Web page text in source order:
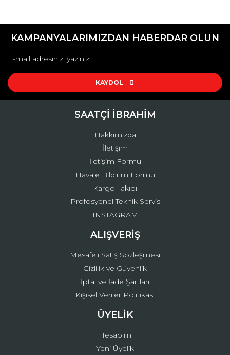
konularda yetersiz gördüğünüz noktaları öneri formunu
Görüş ve önerileriniz için teşekkür ederiz.
Ürün resmi kalitesiz, bozuk veya görüntülenemiyor.
Ürün açıklamasında eksik bilgiler bulunuyor.
Ürün fiyatı diğer sitelerden daha pahalı.
Gönder
KAMPANYALARIMIZDAN HABERDAR OLUN
KAYDOL
SAATÇİ İBRAHİM
Hakkımızda
İletişim
İletişim Formu
Havale Bildirim Formu
Kargo Takibi
Profosyenel Teknik Servis
INSTAGRAM
ALIŞVERİŞ
Mesafeli Satış Sözleşmesi
Gizlilik ve Güvenlik
İptal ve İade Şartları
Kişisel Veriler Politikası
ÜYELİK
Hesabım
Yeni Üyelik